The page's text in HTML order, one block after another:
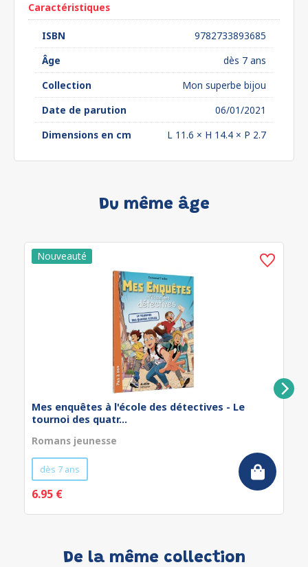
Caractéristiques
ISBN
9782733893685
Âge
dès 7 ans
Collection
Mon superbe bijou
Date de parution
06/01/2021
Dimensions en cm
L 11.6 × H 14.4 × P 2.7
Du même âge
Mes enquêtes à l'école des détectives - Le
tournoi des quatr...
Romans jeunesse
dès 7 ans
6.95 €
De la même collection